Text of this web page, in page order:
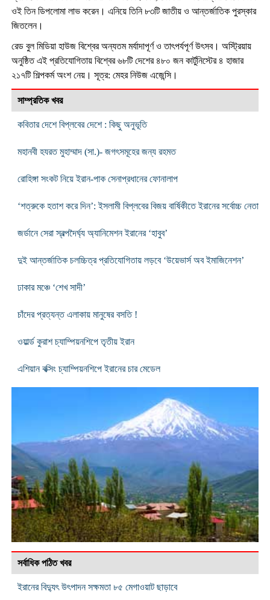
ওই তিন ডিপলোমা লাভ করেন। এনিয়ে তিনি ৮৩টি জাতীয় ও আন্তর্জাতিক পুরস্কার
জিতলেন।
রেড বুল মিডিয়া হাউজ বিশ্বের অন্যতম মর্যাদাপূর্ণ ও তাৎপর্যপূর্ণ উৎসব। অস্ট্রিয়ায়
অনুষ্ঠিত এই প্রতিযোগিতায় বিশ্বের ৬৮টি দেশের ৪৮০ জন কার্টুনিস্টের ৪ হাজার
২১৭টি শিল্পকর্ম অংশ নেয়। সূত্র: মেহর নিউজ এজেন্সি।
সাম্প্রতিক খবর
কবিতার দেশে বিপ্লবের দেশে : কিছু অনুভূতি
মহানবী হযরত মুহাম্মাদ (সা.)- জগৎসমূহের জন্য রহমত
রোহিঙ্গা সংকট নিয়ে ইরান-পাক সেনাপ্রধানের ফোনালাপ
‘শত্রুকে হতাশ করে দিন’: ইসলামী বিপ্লবের বিজয় বার্ষিকীতে ইরানের সর্বোচ্চ নেতা
জর্ডানে সেরা স্বল্পদৈর্ঘ্য অ্যানিমেশন ইরানের ‘হাবুব’
দুই আন্তর্জাতিক চলচ্চিত্র প্রতিযোগিতায় লড়বে ‘উয়েভার্স অব ইমাজিনেশন’
ঢাকার মঞ্চে ‘শেখ সাদী’
চাঁদের প্রত্যন্ত এলাকায় মানুষের বসতি !
ওয়ার্ল্ড কুরাশ চ্যাম্পিয়নশিপে তৃতীয় ইরান
এশিয়ান বক্সিং চ্যাম্পিয়নশিপে ইরানের চার মেডেল
সর্বাধিক পঠিত খবর
ইরানের বিদ্যুৎ উৎপাদন সক্ষমতা ৮৫ মেগাওয়াট ছাড়াবে